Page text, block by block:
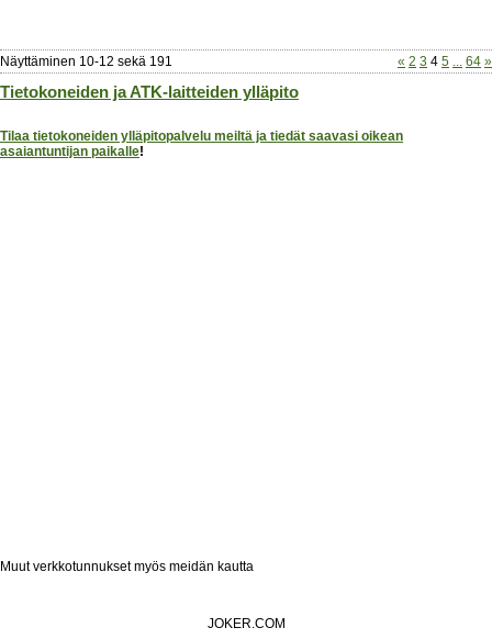
« 2 3 4 5 ... 64 »
Näyttäminen 10-12 sekä 191
Tietokoneiden ja ATK-laitteiden ylläpito
Tilaa tietokoneiden ylläpitopalvelu meiltä ja tiedät saavasi oikean
asaiantuntijan paikalle!
Muut verkkotunnukset myös meidän kautta
JOKER.COM